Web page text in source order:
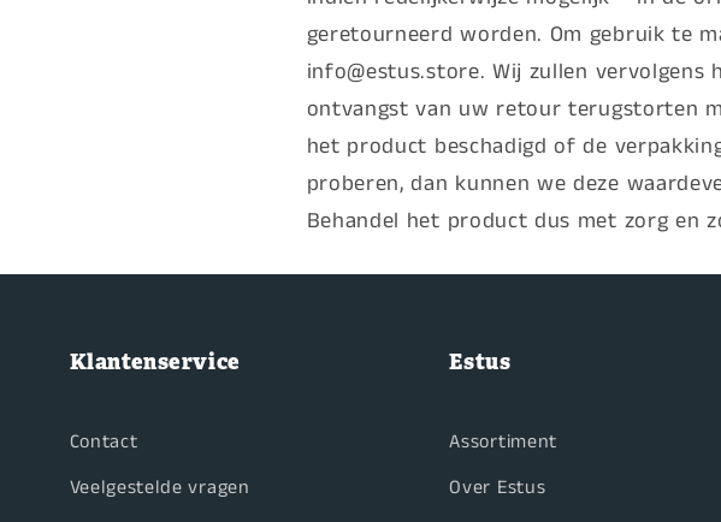
geretourneerd worden. Om gebruik te
info@estus.store. Wij zullen vervolgens
ontvangst van uw retour terugstorten
het product beschadigd of de
proberen, dan kunnen we deze
Behandel het product dus met zorg en
Klantenservice
Contact
Veelgestelde vragen
Estus
Assortiment
Over Estus